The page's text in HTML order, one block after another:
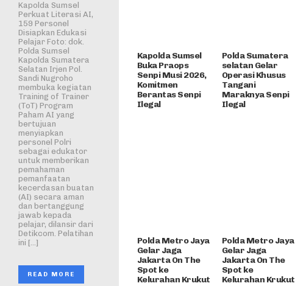
Kapolda Sumsel
Perkuat Literasi AI,
159 Personel
Disiapkan Edukasi
Pelajar Foto: dok.
Polda Sumsel
Kapolda Sumatera
Selatan Irjen Pol.
Sandi Nugroho
membuka kegiatan
Training of Trainer
(ToT) Program
Paham AI yang
bertujuan
menyiapkan
personel Polri
sebagai edukator
untuk memberikan
pemahaman
pemanfaatan
kecerdasan buatan
(AI) secara aman
dan bertanggung
jawab kepada
pelajar, dilansir dari
Detikcom. Pelatihan
ini […]
READ MORE
Kapolda Sumsel
Buka Praops
Senpi Musi 2026,
Komitmen
Berantas Senpi
Ilegal
Polda Sumatera
selatan Gelar
Operasi Khusus
Tangani
Maraknya Senpi
Ilegal
Polda Metro Jaya
Gelar Jaga
Jakarta On The
Spot ke
Kelurahan Krukut
Polda Metro Jaya
Gelar Jaga
Jakarta On The
Spot ke
Kelurahan Krukut